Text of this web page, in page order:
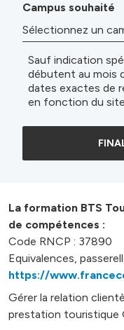
Campus souhaité
Sauf indication
débutent au mois
dates exactes de
en fonction du
La formation BTS
de compétences :
Code RNCP : 37890
Equivalences,
https://
Gérer la relation
prestation touristique